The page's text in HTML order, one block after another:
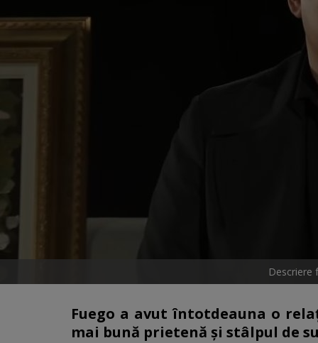
Descriere
Fuego a avut întotdeauna o
mai bună prietenă și stâlpul de